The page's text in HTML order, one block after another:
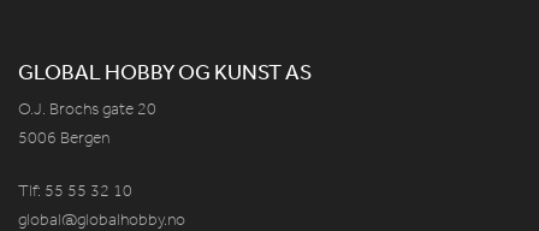
GLOBAL HOBBY OG KUNST AS
O.J. Brochs gate 20
5006 Bergen
Tlf: 55 55 32 10
global@globalhobby.no